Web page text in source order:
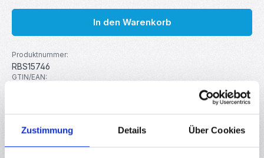
Zustimmung Details Über Cookies
In den Warenkorb
Produktnummer:
RBS15746
GTIN/EAN: